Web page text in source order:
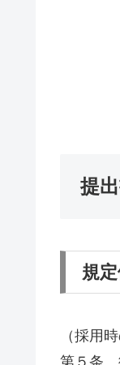
提
規定
（採用
第５条